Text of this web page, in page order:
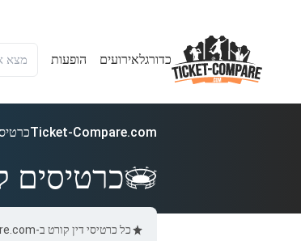
כדורגלאירועים הופעות
Ticket-Compare.com
כרטיסים
כל כרטיסי דין קורט ב-Ticket-Compare.com הם אותנטיים, ממוכרים מאומתים מראש שמספקים אחריות של 100%.